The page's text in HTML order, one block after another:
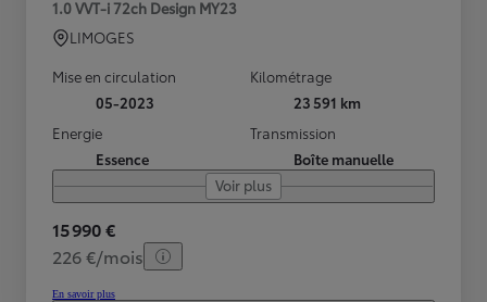
1.0 VVT-i 72ch Design MY23
LIMOGES
Mise en circulation
05-2023
Kilométrage
23 591 km
Energie
Essence
Transmission
Boîte manuelle
Voir plus
15 990 €
226 €/mois
En savoir plus